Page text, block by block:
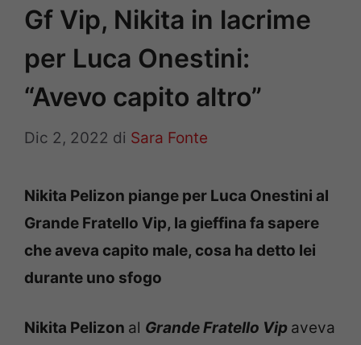
Gf Vip, Nikita in lacrime
per Luca Onestini:
“Avevo capito altro”
Dic 2, 2022 di Sara Fonte
Nikita Pelizon piange per Luca Onestini al
Grande Fratello Vip, la gieffina fa sapere
che aveva capito male, cosa ha detto lei
durante uno sfogo
Nikita Pelizon al Grande Fratello Vip aveva